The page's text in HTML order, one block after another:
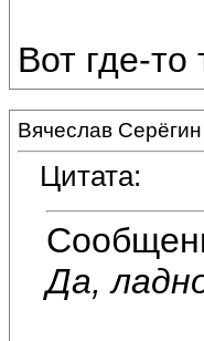
Вот где-то
Вячеслав Серёгин
Цитата:
Да,